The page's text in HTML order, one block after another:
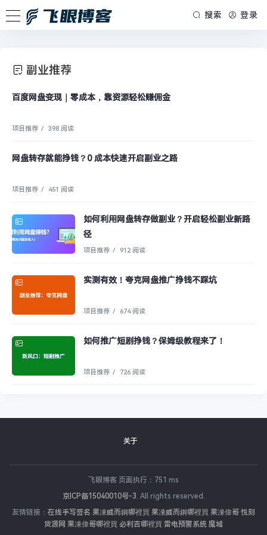
搜索 登录
副业推荐
百度网盘变现｜零成本，靠资源轻松赚佣金
项目推荐 / 398 阅读
网盘转存就能挣钱？0 成本快速开启副业之路
项目推荐 / 451 阅读
如何利用网盘转存做副业？开启轻松副业新路
径
项目推荐 / 912 阅读
实测有效！夸克网盘推广挣钱不踩坑
项目推荐 / 674 阅读
如何推广短剧挣钱？保姆级教程来了！
项目推荐 / 726 阅读
关于
飞眼博客 页面执行：751 ms
京ICP备15040010号-3. All rights reserved.
友情链接： 在线手写签名 果凍威而鋼哪裡買 果凍威而鋼哪裡買 果凍偉哥 悦刻
货源网 果凍偉哥哪裡買 必利吉哪裡買 雷电预警系统 魔域